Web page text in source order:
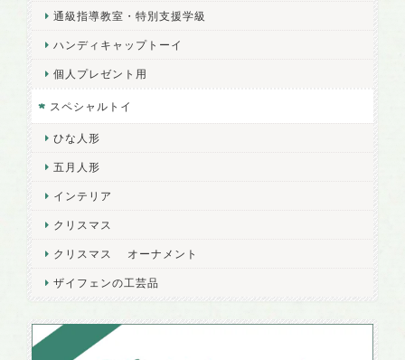
通級指導教室・特別支援学級
ハンディキャップトーイ
個人プレゼント用
スペシャルトイ
ひな人形
五月人形
インテリア
クリスマス
クリスマス オーナメント
ザイフェンの工芸品